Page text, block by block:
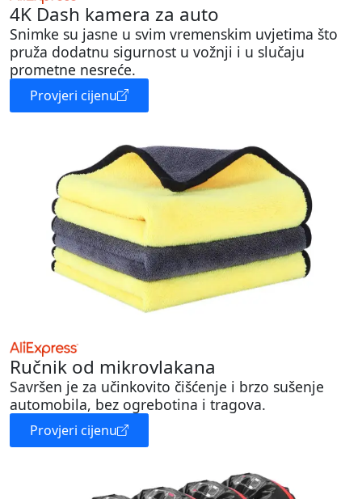
4K Dash kamera za auto
Snimke su jasne u svim vremenskim uvjetima što
pruža dodatnu sigurnost u vožnji i u slučaju
prometne nesreće.
Provjeri cijenu
Ručnik od mikrovlakana
Savršen je za učinkovito čišćenje i brzo sušenje
automobila, bez ogrebotina i tragova.
Provjeri cijenu